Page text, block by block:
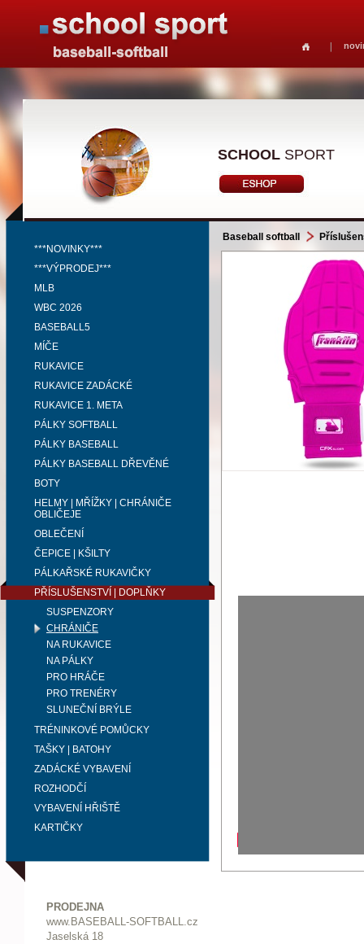
SCHOOL SPORT
***NOVINKY***
***VÝPRODEJ***
MLB
WBC 2026
BASEBALL5
MÍČE
RUKAVICE
RUKAVICE ZADÁCKÉ
RUKAVICE 1. META
PÁLKY SOFTBALL
PÁLKY BASEBALL
PÁLKY BASEBALL DŘEVĚNÉ
BOTY
HELMY | MŘÍŽKY | CHRÁNIČE
OBLIČEJE
OBLEČENÍ
ČEPICE | KŠILTY
PÁLKAŘSKÉ RUKAVIČKY
PŘÍSLUŠENSTVÍ | DOPLŇKY
SUSPENZORY
CHRÁNIČE
NA RUKAVICE
NA PÁLKY
PRO HRÁČE
PRO TRENÉRY
SLUNEČNÍ BRÝLE
TRÉNINKOVÉ POMŮCKY
TAŠKY | BATOHY
ZADÁCKÉ VYBAVENÍ
ROZHODČÍ
VYBAVENÍ HŘIŠTĚ
KARTIČKY
PRODEJNA
www.BASEBALL-SOFTBALL.cz
Jaselská 18
Baseball softball